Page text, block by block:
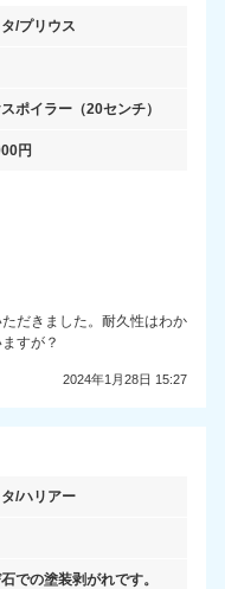
タ/プリウス
スポイラー （20センチ）
円
だきました。耐久性はわか
すが？
2024年1月28日 15:27
タ/ハリアー
での塗装剥がれです。